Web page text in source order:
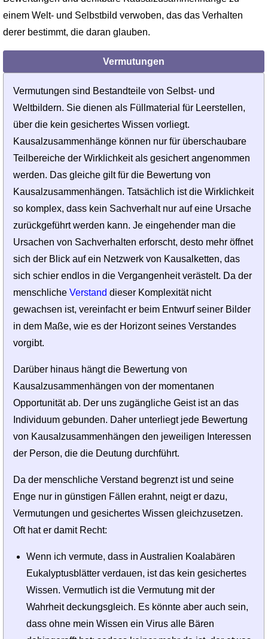
einem Welt- und Selbstbild verwoben, das das Verhalten
derer bestimmt, die daran glauben.
Vermutungen
Vermutungen sind Bestandteile von Selbst- und
Weltbildern. Sie dienen als Füllmaterial für Leerstellen,
über die kein gesichertes Wissen vorliegt.
Kausalzusammenhänge können nur für überschaubare
Teilbereiche der Wirklichkeit als gesichert angenommen
werden. Das gleiche gilt für die Bewertung von
Kausalzusammenhängen. Tatsächlich ist die Wirklichkeit
so komplex, dass kein Sachverhalt nur auf eine Ursache
zurückgeführt werden kann. Je eingehender man die
Ursachen von Sachverhalten erforscht, desto mehr öffnet
sich der Blick auf ein Netzwerk von Kausalketten, das
sich schier endlos in die Vergangenheit verästelt. Da der
menschliche Verstand dieser Komplexität nicht
gewachsen ist, vereinfacht er beim Entwurf seiner Bilder
in dem Maße, wie es der Horizont seines Verstandes
vorgibt.
Darüber hinaus hängt die Bewertung von
Kausalzusammenhängen von der momentanen
Opportunität ab. Der uns zugängliche Geist ist an das
Individuum gebunden. Daher unterliegt jede Bewertung
von Kausalzusammenhängen den jeweiligen Interessen
der Person, die die Deutung durchführt.
Da der menschliche Verstand begrenzt ist und seine
Enge nur in günstigen Fällen erahnt, neigt er dazu,
Vermutungen und gesichertes Wissen gleichzusetzen.
Oft hat er damit Recht:
Wenn ich vermute, dass in Australien Koalabären
Eukalyptusblätter verdauen, ist das kein gesichertes
Wissen. Vermutlich ist die Vermutung mit der
Wahrheit deckungsgleich. Es könnte aber auch sein,
dass ohne mein Wissen ein Virus alle Bären